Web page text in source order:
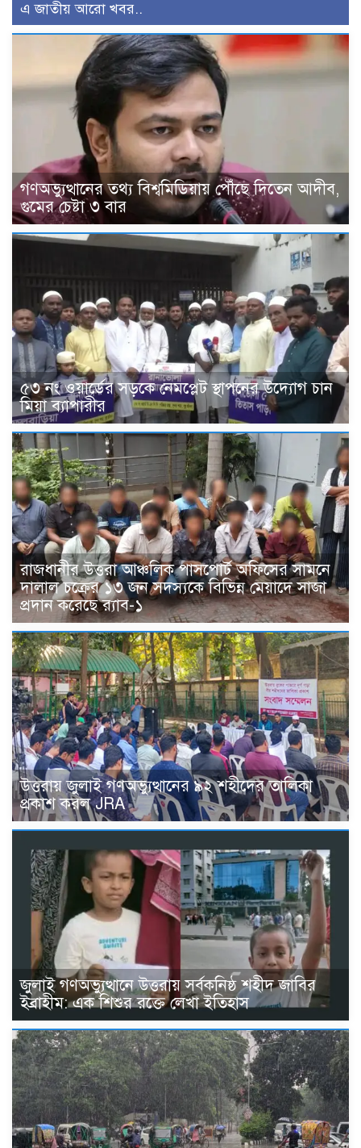
এ জাতীয় আরো খবর..
গণঅভ্যুত্থানের তথ্য বিশ্বমিডিয়ায় পৌঁছে দিতেন আদীব,
গুমের চেষ্টা ৩ বার
৫৩ নং ওয়ার্ডের সড়কে নেমপ্লেট স্থাপনের উদ্যোগ চান
মিয়া ব্যাপারীর
রাজধানীর উত্তরা আঞ্চলিক পাসপোর্ট অফিসের সামনে
দালাল চক্রের ১৩ জন সদস্যকে বিভিন্ন মেয়াদে সাজা
প্রদান করেছে র‌্যাব-১
উত্তরায় জুলাই গণঅভ্যুত্থানের ৯২ শহীদের তালিকা
প্রকাশ করল JRA
জুলাই গণঅভ্যুত্থানে উত্তরায় সর্বকনিষ্ঠ শহীদ জাবির
ইব্রাহীম: এক শিশুর রক্তে লেখা ইতিহাস